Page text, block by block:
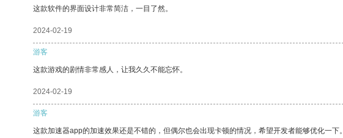
这款软件的界面设计非常简洁，一目了然。
2024-02-19
游客
这款游戏的剧情非常感人，让我久久不能忘怀。
2024-02-19
游客
这款加速器app的加速效果还是不错的，但偶尔也会出现卡顿的情况，希望开发者能够优化一下。